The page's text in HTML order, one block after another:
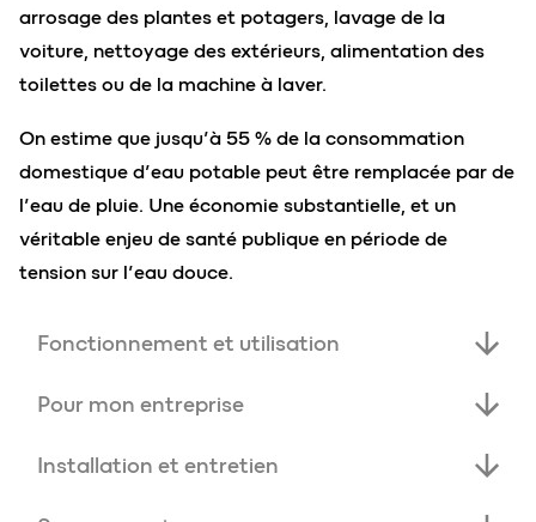
arrosage des plantes et potagers, lavage de la
voiture, nettoyage des extérieurs, alimentation des
toilettes ou de la machine à laver.
On estime que jusqu’à 55 % de la consommation
domestique d’eau potable peut être remplacée par de
l’eau de pluie. Une économie substantielle, et un
véritable enjeu de santé publique en période de
tension sur l’eau douce.
Fonctionnement et utilisation
Commentfonctionne
waterfix®?
Pour mon entreprise
L’eau de pluie pour les pros ?
Installation et entretien